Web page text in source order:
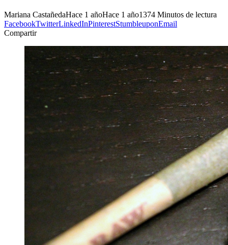
Mariana CastañedaHace 1 añoHace 1 año1374 Minutos de lectura
FacebookTwitterLinkedInPinterestStumbleuponEmail
Compartir